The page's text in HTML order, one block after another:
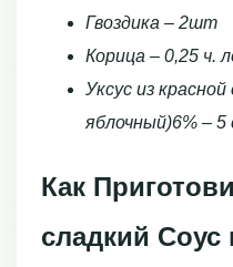
Гвоздика – 2шт
Корица – 0,25 ч.
Уксус из
яблочный)6% –
Как
сладкий Соус